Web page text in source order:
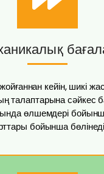
кейін, шикі
талаптарына сәйкес
өлшемдері
бойынша